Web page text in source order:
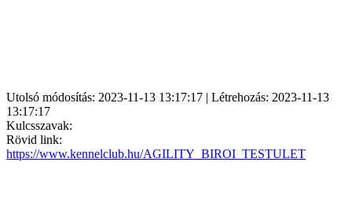
Utolsó módosítás: 2023-11-13 13:17:17 | Létrehozás: 2023-11-13
13:17:17
Kulcsszavak:
Rövid link:
https://www.kennelclub.hu/AGILITY_BIROI_TESTULET